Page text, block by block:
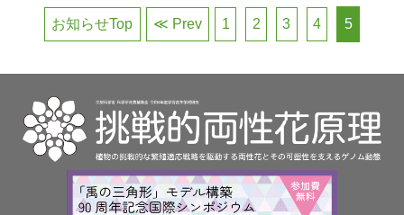
お知らせTop ≪ Prev 1 2 3 4 5